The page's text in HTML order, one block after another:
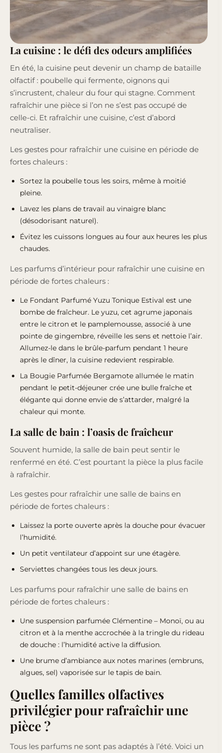
La cuisine : le défi des odeurs amplifiées
En été, la cuisine peut devenir un champ de bataille
olfactif : poubelle qui fermente, oignons qui
s’incrustent, chaleur du four qui stagne. Comment
rafraîchir une pièce si l’on ne s’est pas occupé de
celle-ci. Et rafraîchir une cuisine, c’est d’abord
neutraliser.
Les gestes pour rafraîchir une cuisine en période de
fortes chaleurs :
Sortez la poubelle tous les soirs, même à moitié
pleine.
Lavez les plans de travail au vinaigre blanc
(désodorisant naturel).
Évitez les cuissons longues au four aux heures les plus
chaudes.
Les parfums d’intérieur pour rafraîchir une cuisine en
période de fortes chaleurs :
Le Fondant Parfumé Yuzu Tonique Estival est une
bombe de fraîcheur. Le yuzu, cet agrume japonais
entre le citron et le pamplemousse, associé à une
pointe de gingembre, réveille les sens et nettoie l’air.
Allumez-le dans le brûle-parfum pendant 1 heure
après le dîner, la cuisine redevient respirable.
La Bougie Parfumée Bergamote allumée le matin
pendant le petit-déjeuner crée une bulle fraîche et
élégante qui donne envie de s’attarder, malgré la
chaleur qui monte.
La salle de bain : l’oasis de fraîcheur
Souvent humide, la salle de bain peut sentir le
renfermé en été. C’est pourtant la pièce la plus facile
à rafraîchir.
Les gestes pour rafraîchir une salle de bains en
période de fortes chaleurs :
Laissez la porte ouverte après la douche pour évacuer
l’humidité.
Un petit ventilateur d’appoint sur une étagère.
Serviettes changées tous les deux jours.
Les parfums pour rafraîchir une salle de bains en
période de fortes chaleurs :
Une suspension parfumée Clémentine – Monoï, ou au
citron et à la menthe accrochée à la tringle du rideau
de douche : l’humidité active la diffusion.
Une brume d’ambiance aux notes marines (embruns,
algues, sel) vaporisée sur le tapis de bain.
Quelles familles olfactives
privilégier pour rafraîchir une
pièce ?
Tous les parfums ne sont pas adaptés à l’été. Voici un